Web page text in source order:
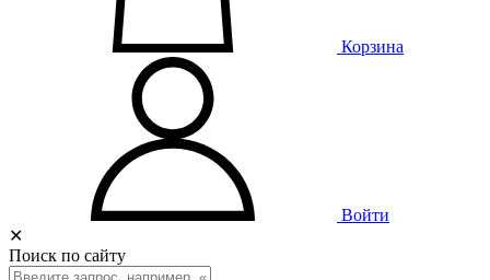
Корзина
Войти
✕
Поиск по сайту